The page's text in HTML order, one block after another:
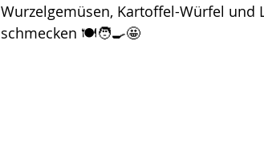
Wurzelgemüsen, Kartoffel-Würfel und
schmecken 🍽🧑‍🍳🤩